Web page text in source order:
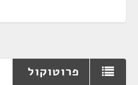
פרוטוקול